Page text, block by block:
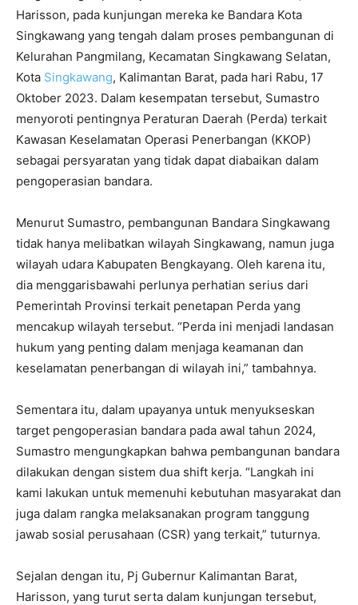
Harisson, pada kunjungan mereka ke Bandara Kota
Singkawang yang tengah dalam proses pembangunan di
Kelurahan Pangmilang, Kecamatan Singkawang Selatan,
Kota Singkawang, Kalimantan Barat, pada hari Rabu, 17
Oktober 2023. Dalam kesempatan tersebut, Sumastro
menyoroti pentingnya Peraturan Daerah (Perda) terkait
Kawasan Keselamatan Operasi Penerbangan (KKOP)
sebagai persyaratan yang tidak dapat diabaikan dalam
pengoperasian bandara.
Menurut Sumastro, pembangunan Bandara Singkawang
tidak hanya melibatkan wilayah Singkawang, namun juga
wilayah udara Kabupaten Bengkayang. Oleh karena itu,
dia menggarisbawahi perlunya perhatian serius dari
Pemerintah Provinsi terkait penetapan Perda yang
mencakup wilayah tersebut. “Perda ini menjadi landasan
hukum yang penting dalam menjaga keamanan dan
keselamatan penerbangan di wilayah ini,” tambahnya.
Sementara itu, dalam upayanya untuk menyukseskan
target pengoperasian bandara pada awal tahun 2024,
Sumastro mengungkapkan bahwa pembangunan bandara
dilakukan dengan sistem dua shift kerja. “Langkah ini
kami lakukan untuk memenuhi kebutuhan masyarakat dan
juga dalam rangka melaksanakan program tanggung
jawab sosial perusahaan (CSR) yang terkait,” tuturnya.
Sejalan dengan itu, Pj Gubernur Kalimantan Barat,
Harisson, yang turut serta dalam kunjungan tersebut,